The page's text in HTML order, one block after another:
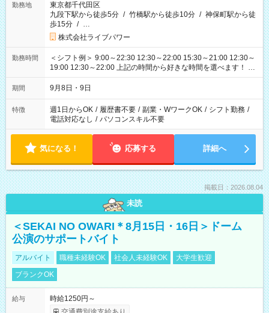
勤務地
東京都千代田区
九段下駅から徒歩5分 / 竹橋駅から徒歩10分 / 神保町駅から徒
歩15分 / …
株式会社ライブパワー
勤務時間
＜シフト例＞ 9:00～22:30 12:30～22:00 15:30～21:00 12:30～
19:00 12:30～22:00 上記の時間から好きな時間を選べます！ ※
時間は変更となる可能性があります
期間 9月8日・9日
特徴 週1日からOK / 履歴書不要 / 副業・WワークOK / シフト勤務 /
電話対応なし / パソコンスキル不要
気になる！ 応募する 詳細へ
掲載日：2026.08.04
未読
＜SEKAI NO OWARI＊8月15日・16日＞ドーム
公演のサポートバイト
アルバイト 職種未経験OK 社会人未経験OK
大学生歓迎
ブランクOK
給与
時給1250円～